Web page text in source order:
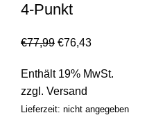
4-Punkt
€77,99 €76,43
Enthält 19% MwSt.
zzgl. Versand
Lieferzeit: nicht angegeben